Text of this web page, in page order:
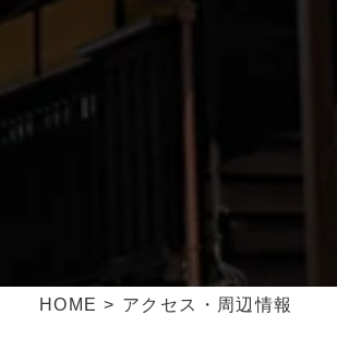
HOME > アクセス・周辺情報